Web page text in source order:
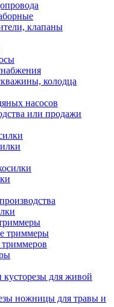
клапаны
колодца
насосов
или продажи
триммеры
для живой
ножницы для травы и